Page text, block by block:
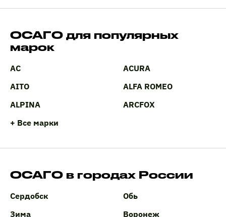
ОСАГО для популярных
марок
AC
ACURA
AITO
ALFA ROMEO
ALPINA
ARCFOX
+ Все марки
ОСАГО в городах России
Сердобск
Обь
Зима
Воронеж